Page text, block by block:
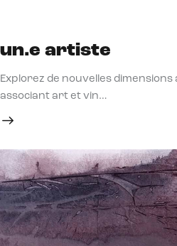
un.e artiste
Explorez de nouvelles
associant art et vin…